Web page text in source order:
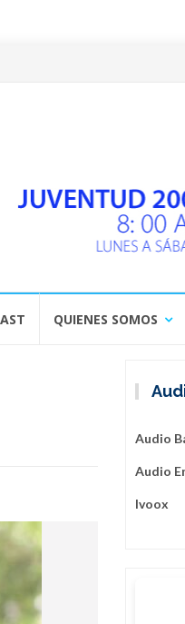
QUIENES SOMOS
Audio
Audio
Ivoox